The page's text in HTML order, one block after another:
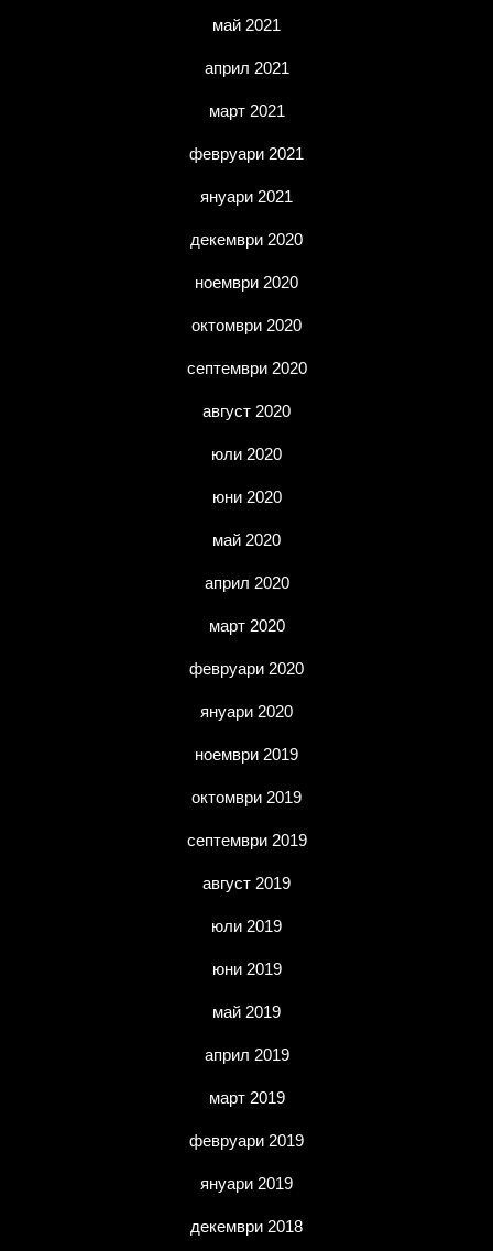
май 2021
април 2021
март 2021
февруари 2021
януари 2021
декември 2020
ноември 2020
октомври 2020
септември 2020
август 2020
юли 2020
юни 2020
май 2020
април 2020
март 2020
февруари 2020
януари 2020
ноември 2019
октомври 2019
септември 2019
август 2019
юли 2019
юни 2019
май 2019
април 2019
март 2019
февруари 2019
януари 2019
декември 2018